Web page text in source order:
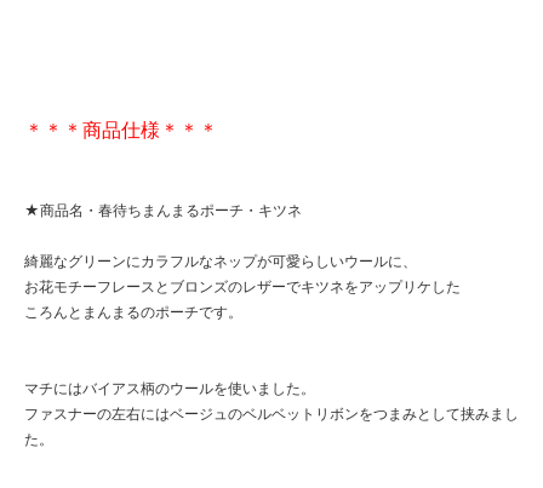
＊＊＊商品仕様＊＊＊
★商品名・春待ちまんまるポーチ・キツネ
綺麗なグリーンにカラフルなネップが可愛らしいウールに、
お花モチーフレースとブロンズのレザーでキツネをアップリケした
ころんとまんまるのポーチです。
マチにはバイアス柄のウールを使いました。
ファスナーの左右にはベージュのベルベットリボンをつまみとして挟みまし
た。